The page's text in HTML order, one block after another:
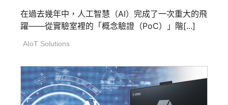
在過去幾年中，人工智慧（AI）完成了一次重大的飛
躍——從實驗室裡的「概念驗證（PoC）」階[...]
AIoT Solutions